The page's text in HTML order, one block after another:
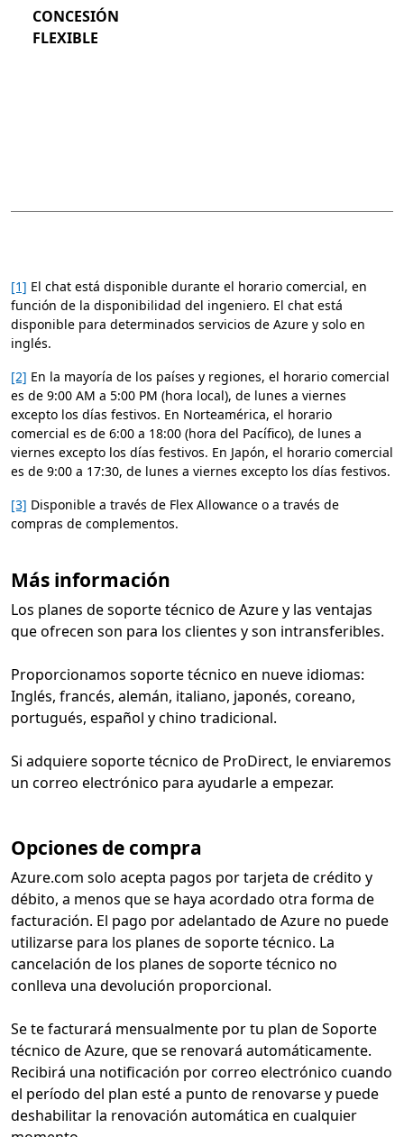
CONCESIÓN
FLEXIBLE
[1] El chat está disponible durante el horario comercial, en
función de la disponibilidad del ingeniero. El chat está
disponible para determinados servicios de Azure y solo en
inglés.
[2] En la mayoría de los países y regiones, el horario comercial
es de 9:00 AM a 5:00 PM (hora local), de lunes a viernes
excepto los días festivos. En Norteamérica, el horario
comercial es de 6:00 a 18:00 (hora del Pacífico), de lunes a
viernes excepto los días festivos. En Japón, el horario comercial
es de 9:00 a 17:30, de lunes a viernes excepto los días festivos.
[3] Disponible a través de Flex Allowance o a través de
compras de complementos.
Más información
Los planes de soporte técnico de Azure y las ventajas
que ofrecen son para los clientes y son intransferibles.
Proporcionamos soporte técnico en nueve idiomas:
Inglés, francés, alemán, italiano, japonés, coreano,
portugués, español y chino tradicional.
Si adquiere soporte técnico de ProDirect, le enviaremos
un correo electrónico para ayudarle a empezar.
Opciones de compra
Azure.com solo acepta pagos por tarjeta de crédito y
débito, a menos que se haya acordado otra forma de
facturación. El pago por adelantado de Azure no puede
utilizarse para los planes de soporte técnico. La
cancelación de los planes de soporte técnico no
conlleva una devolución proporcional.
Se te facturará mensualmente por tu plan de Soporte
técnico de Azure, que se renovará automáticamente.
Recibirá una notificación por correo electrónico cuando
el período del plan esté a punto de renovarse y puede
deshabilitar la renovación automática en cualquier